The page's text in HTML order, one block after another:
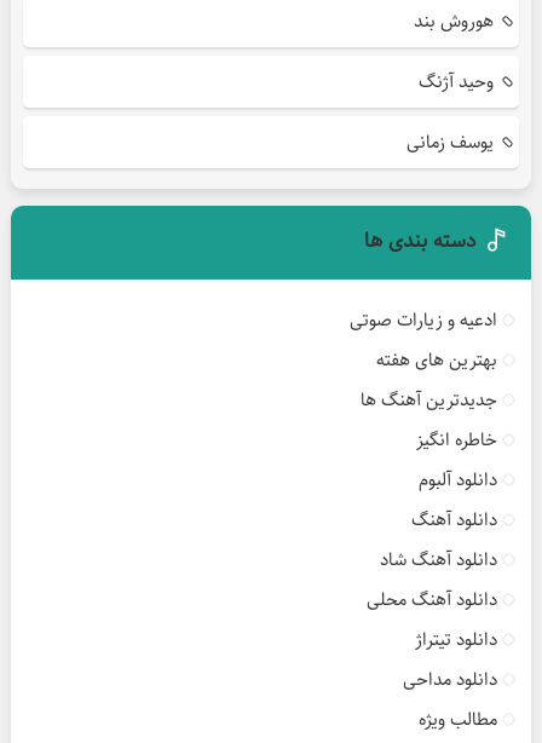
هوروش بند
وحید آژنگ
یوسف زمانی
دسته بندی ها
ادعیه و زیارات صوتی
بهترین های هفته
جدیدترین آهنگ ها
خاطره انگیز
دانلود آلبوم
دانلود آهنگ
دانلود آهنگ شاد
دانلود آهنگ محلی
دانلود تیتراژ
دانلود مداحی
مطالب ویژه